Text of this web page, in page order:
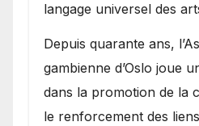
langage universel des
​Depuis quarante ans,
gambienne d’Oslo joue
dans la promotion de la
le renforcement des